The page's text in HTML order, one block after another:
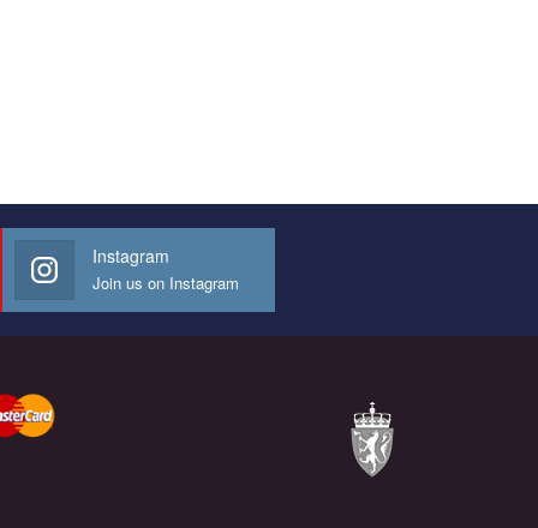
Instagram
Join us on Instagram